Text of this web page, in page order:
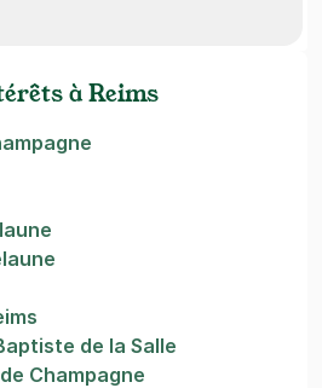
à Reims
de la Salle
Champagne